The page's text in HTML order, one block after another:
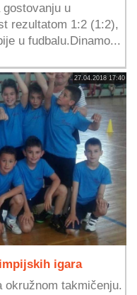
gostovanju u
rezultatom 1:2 (1:2),
u fudbalu.Dinamo...
27.04.2018 17:40
igara
okružnom takmičenju.